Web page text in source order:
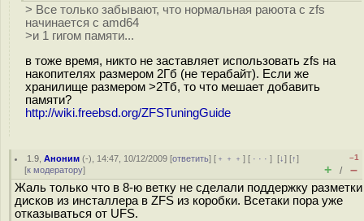
> Все только забывают, что нормальная раюота с zfs
начинается с amd64
>и 1 гигом памяти...
в тоже время, никто не заставляет использовать zfs на
накопителях размером 2Гб (не терабайт). Если же
хранилище размером >2Тб, то что мешает добавить
памяти?
http://wiki.freebsd.org/ZFSTuningGuide
1.9 ,Аноним (-), 14:47, 10/12/2009 [ответить] [ ﹢﹢﹢] [ · · ·][↓] [↑]
[к модератору]
–1
+ / –
Жаль только что в 8-ю ветку не сделали поддержку разметки
дисков из инсталлера в ZFS из коробки. Всетаки пора уже
отказываться от UFS.